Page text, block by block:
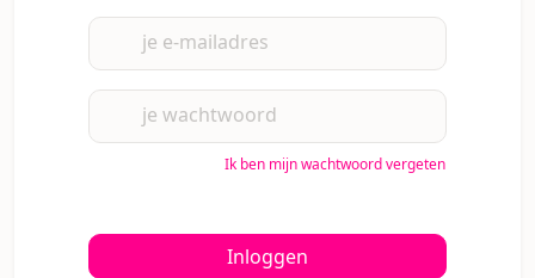
je e-mailadres
je wachtwoord
Ik ben mijn wachtwoord vergeten
Inloggen